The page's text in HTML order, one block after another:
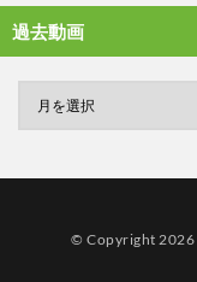
過去動画
© Copyright 2026